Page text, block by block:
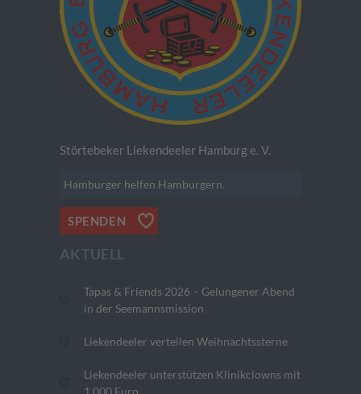
Störtebeker Liekendeeler Hamburg e. V.
Hamburger helfen Hamburgern.
SPENDEN
AKTUELL
Tapas & Friends 2026 – Gelungener Abend
in der Seemannsmission
Liekendeeler verteilen Weihnachtssterne
Liekendeeler unterstützen Klinikclowns mit
1.000 Euro